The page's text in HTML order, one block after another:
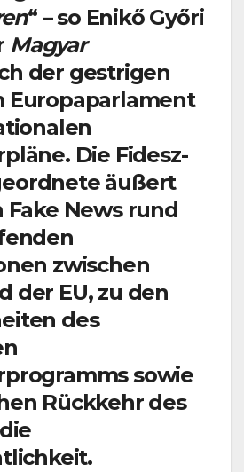
“ – so Enikő Győri
Magyar
der gestrigen
Europaparlament
Die Fidesz-
äußert
Fake News rund
zwischen
der EU, zu den
des
sowie
Rückkehr des